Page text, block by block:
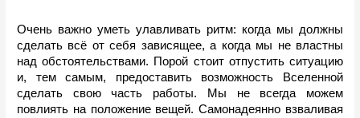
Очень важно уметь улавливать ритм: когда мы должны
сделать всё от себя зависящее, а когда мы не властны
над обстоятельствами. Порой стоит отпустить ситуацию
и, тем самым, предоставить возможность Вселенной
сделать свою часть работы. Мы не всегда можем
повлиять на положение вещей. Самонадеянно взваливая